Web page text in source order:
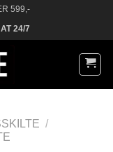
599,-
24/7
/